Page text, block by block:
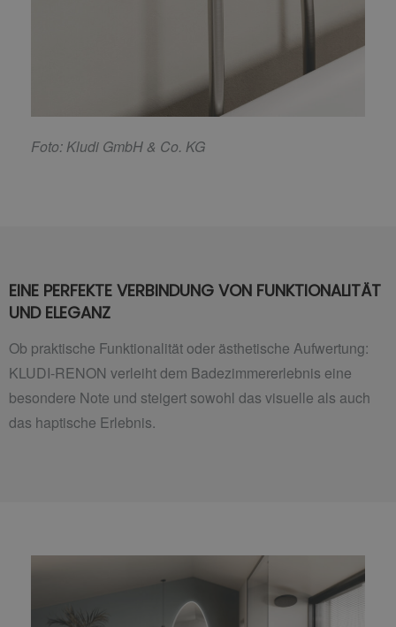
Foto: Kludi GmbH & Co. KG
EINE PERFEKTE VERBINDUNG VON FUNKTIONALITÄT
UND ELEGANZ
Ob praktische Funktionalität oder ästhetische Aufwertung:
KLUDI-RENON verleiht dem Badezimmererlebnis eine
besondere Note und steigert sowohl das visuelle als auch
das haptische Erlebnis.